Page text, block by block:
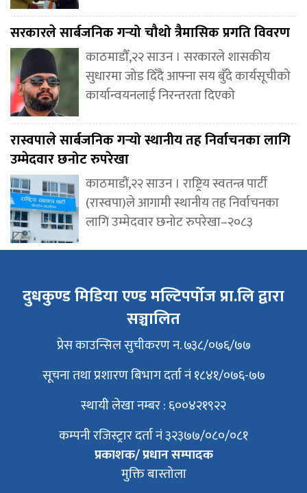
सरकारले सार्बजनिक गर्‍यो चौथो त्रैमासिक प्रगति विवरण
काठमाडौँ,२२ साउन । सरकारले शासकीय
सुधारमा जोड दिँदै आफ्ना सय बुँदे कार्यसूचीको
कार्यान्वयनलाई निरन्तरता दिएको
रास्वपाले सार्बजनिक गर्‍यो स्थानीय तह निर्वाचनका लागि
उम्मेदवार छनोट रुपरेखा
काठमाडौं,२२ साउन । राष्ट्रिय स्वतन्त्र पार्टी
(रास्वपा)ले आगामी स्थानीय तह निर्वाचनका
लागि उम्मेदवार छनोट रुपरेखा–२०८३
दुधकुण्ड मिडिया एण्ड मल्टिपर्पोज प्रा.लि द्वारा
सञ्चालित
प्रेस काउन्सिल सुचीकरण न. ७३८/०७६/७७
सूचना तथा प्रशारण बिभाग दर्ता नं १८४१/०७६-७७
स्थायी लेखा नम्बर : ६००४२१९२२
कम्पनी रजिस्ट्रार दर्ता नं ३२३७७/०८०/०८१
प्रकाशक/ प्रधान सम्पादक
मुक्ति बास्तोला